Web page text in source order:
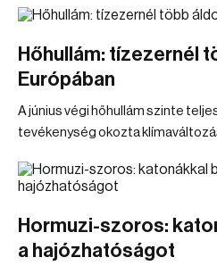
Hőhullám: tízezernél
Európában
A június végi hőhullám szinte
tevékenység okozta
Hormuzi-szoros:
a hajózhatóságot